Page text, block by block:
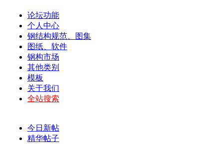
论坛功能
个人中心
钢结构规范、图集
图纸、软件
钢构市场
其他类别
模板
关于我们
全站搜索
今日新帖
精华帖子